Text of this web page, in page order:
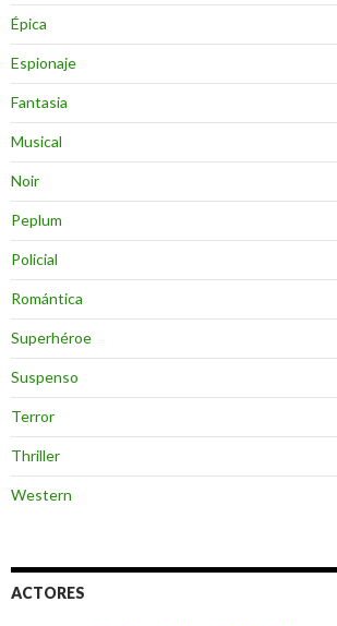
Épica
Espionaje
Fantasia
Musical
Noir
Peplum
Policial
Romántica
Superhéroe
Suspenso
Terror
Thriller
Western
ACTORES